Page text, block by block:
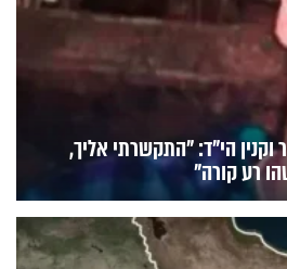
הי"ד: "התקשרתי אליך,
רע קורה"